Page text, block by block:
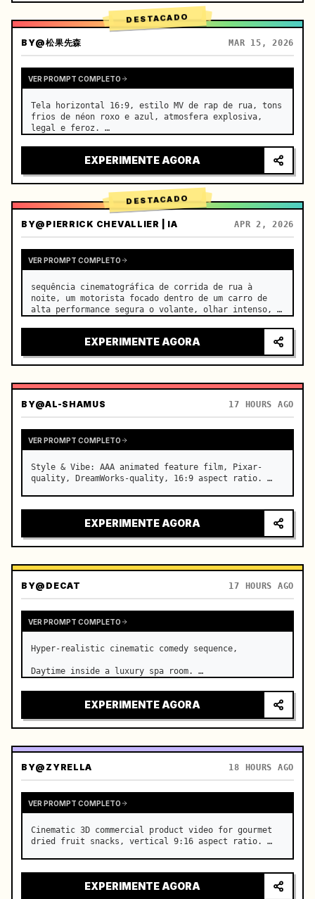
DESTACADO
BY@松果先森 MAR 15, 2026
VER PROMPT COMPLETO
Tela horizontal 16:9, estilo MV de rap de rua, tons
frios de néon roxo e azul, atmosfera explosiva,
legal e feroz. …
EXPERIMENTE AGORA
DESTACADO
BY@PIERRICK CHEVALLIER | IA APR 2, 2026
VER PROMPT COMPLETO
sequência cinematográfica de corrida de rua à
noite, um motorista focado dentro de um carro de
alta performance segura o volante, olhar intenso,
câmera: sistema rápido d…
EXPERIMENTE AGORA
BY@AL-SHAMUS 17 HOURS AGO
VER PROMPT COMPLETO
Style & Vibe: AAA animated feature film, Pixar-
quality, DreamWorks-quality, 16:9 aspect ratio. …
EXPERIMENTE AGORA
BY@DECAT 17 HOURS AGO
VER PROMPT COMPLETO
Hyper-realistic cinematic comedy sequence,
Daytime inside a luxury spa room. …
EXPERIMENTE AGORA
BY@ZYRELLA 18 HOURS AGO
VER PROMPT COMPLETO
Cinematic 3D commercial product video for gourmet
dried fruit snacks, vertical 9:16 aspect ratio. …
EXPERIMENTE AGORA